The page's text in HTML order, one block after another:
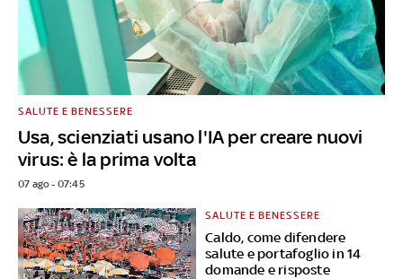
Usa, scienziati usano l'IA per creare nuovi
virus: è la prima volta
SALUTE E BENESSERE
07 ago - 07:45
Caldo, come difendere
salute e portafoglio in 14
domande e risposte
SALUTE E BENESSERE